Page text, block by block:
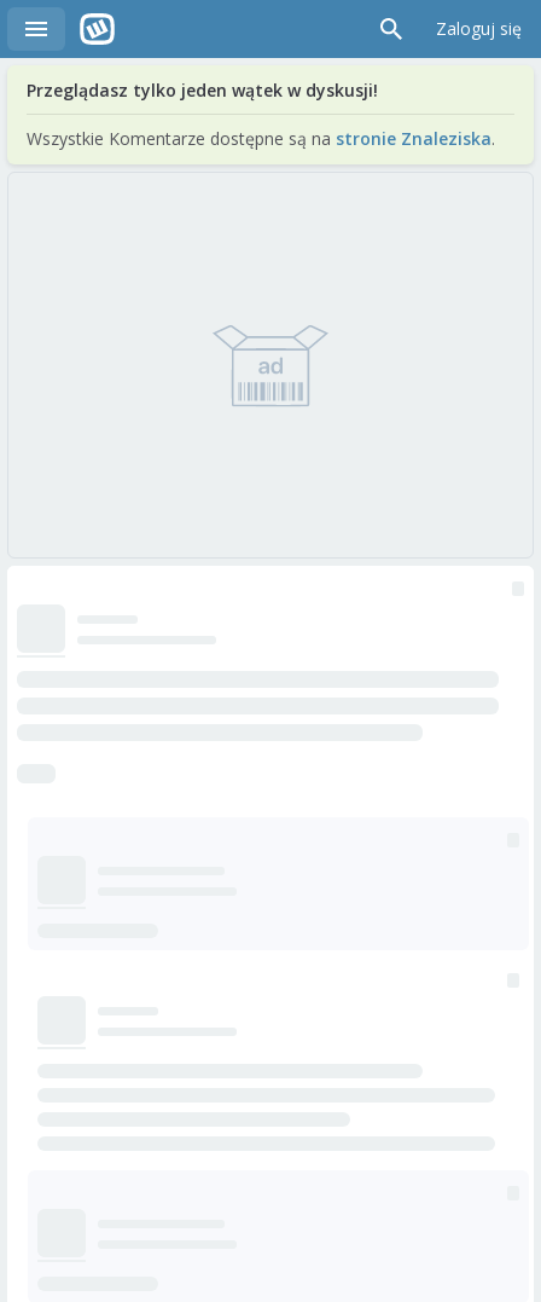
Zaloguj się
Przeglądasz tylko jeden wątek w dyskusji!
Wszystkie Komentarze dostępne są na stronie Znaleziska.